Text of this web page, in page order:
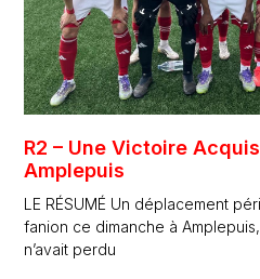
R2 – Une Victoire
Amplepuis
LE RÉSUMÉ Un déplacement
fanion ce dimanche à
n’avait perdu